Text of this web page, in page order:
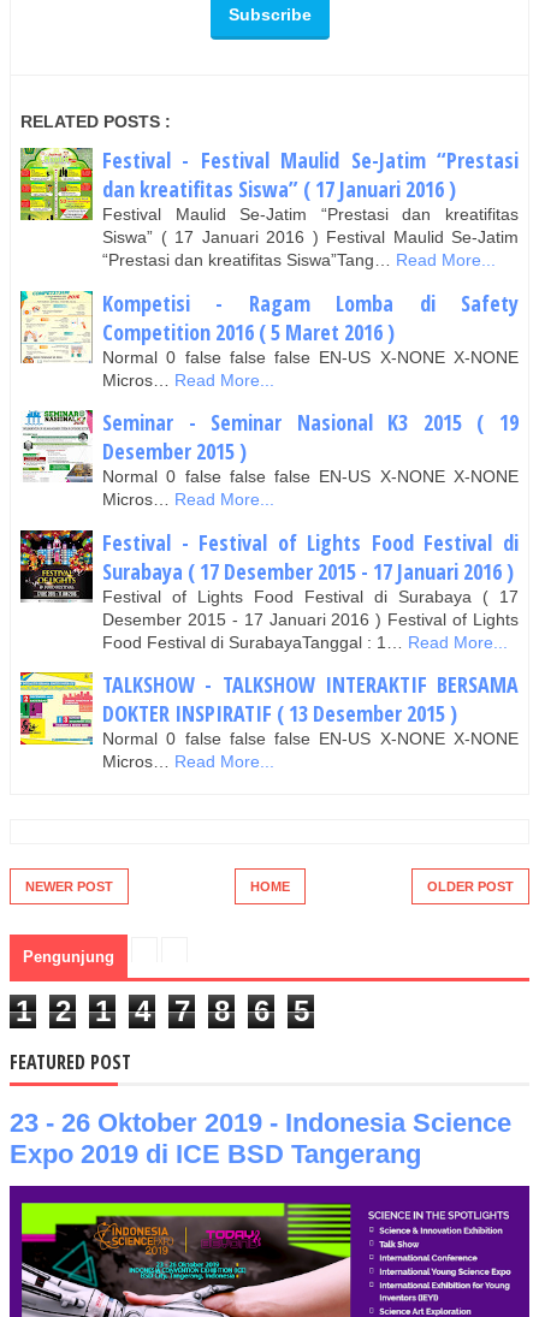
RELATED POSTS :
Festival - Festival Maulid Se-Jatim “Prestasi
dan kreatifitas Siswa” ( 17 Januari 2016 )
Festival Maulid Se-Jatim “Prestasi dan kreatifitas
Siswa” ( 17 Januari 2016 ) Festival Maulid Se-Jatim
“Prestasi dan kreatifitas Siswa”Tang… Read More...
Kompetisi - Ragam Lomba di Safety
Competition 2016 ( 5 Maret 2016 )
Normal 0 false false false EN-US X-NONE X-NONE
Micros…
Read More...
Seminar - Seminar Nasional K3 2015 ( 19
Desember 2015 )
Normal 0 false false false EN-US X-NONE X-NONE
Micros… Read More...
Festival - Festival of Lights Food Festival di
Surabaya ( 17 Desember 2015 - 17 Januari 2016 )
Festival of Lights Food Festival di Surabaya ( 17
Desember 2015 - 17 Januari 2016 ) Festival of Lights
Food Festival di SurabayaTanggal : 1…
Read More...
TALKSHOW - TALKSHOW INTERAKTIF BERSAMA
DOKTER INSPIRATIF ( 13 Desember 2015 )
Normal 0 false false false EN-US X-NONE X-NONE
Micros… Read More...
NEWER POST OLDER POST
HOME
Pengunjung
1 2 1 4 7 8 6 5
FEATURED POST
23 - 26 Oktober 2019 - Indonesia Science
Expo 2019 di ICE BSD Tangerang